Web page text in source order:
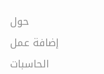
حول
إضافة عمل
الحاسبات